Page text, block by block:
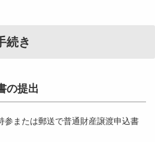
続き
の提出
または郵送で普通財産譲渡申込書